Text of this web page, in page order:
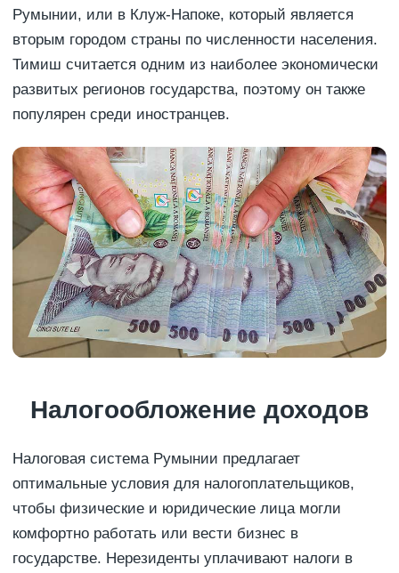
Румынии, или в Клуж-Напоке, который является
вторым городом страны по численности населения.
Тимиш считается одним из наиболее экономически
развитых регионов государства, поэтому он также
популярен среди иностранцев.
Налогообложение доходов
Налоговая система Румынии предлагает
оптимальные условия для налогоплательщиков,
чтобы физические и юридические лица могли
комфортно работать или вести бизнес в
государстве. Нерезиденты уплачивают налоги в